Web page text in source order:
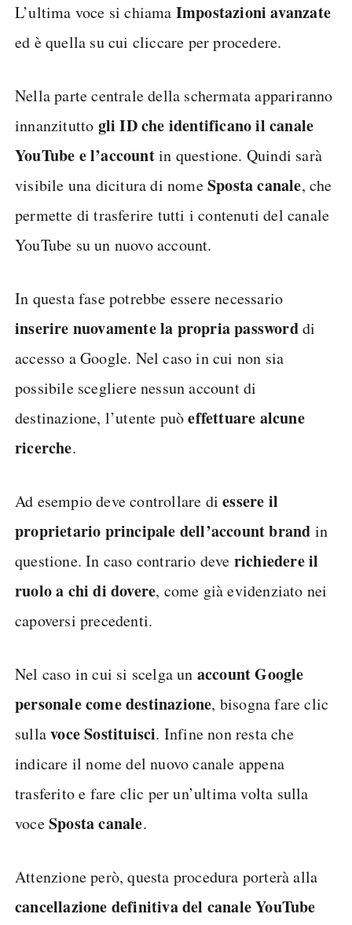
L’ultima voce si chiama Impostazioni avanzate
ed è quella su cui cliccare per procedere.
Nella parte centrale della schermata appariranno
innanzitutto gli ID che identificano il canale
YouTube e l’accountin questione. Quindi sarà
visibile una dicitura di nomeSposta canale, che
permette di trasferire tutti i contenuti del canale
YouTube su un nuovo account.
In questa fase potrebbe essere necessario
inserire nuovamente la propria passworddi
accesso a Google. Nel caso in cui non sia
possibile scegliere nessun account di
destinazione, l’utente puòeffettuare alcune
ricerche.
Ad esempio deve controllare diessere il
proprietario principale dell’account brand in
questione. In caso contrario deve richiedere il
ruolo a chi di dovere, come già evidenziato nei
capoversi precedenti.
Nel caso in cui si scelga un account Google
personale come destinazione, bisogna fare clic
sullavoce Sostituisci. Infine non resta che
indicare il nome del nuovo canale appena
trasferito e fare clic per un’ultima volta sulla
voceSposta canale.
Attenzione però, questa procedura porterà alla
cancellazione definitiva del canale YouTube